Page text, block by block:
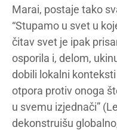
Marai, postaje tako
“Stupamo u svet u
čitav svet je ipak
osporila i, delom,
dobili lokalni
otpora protiv onoga
u svemu izjednači”
dekonstruišu